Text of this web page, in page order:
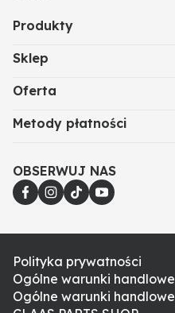
Produkty
Sklep
Oferta
Metody płatności
OBSERWUJ NAS
Polityka prywatności
Ogólne warunki handlowe
Ogólne warunki handlowe